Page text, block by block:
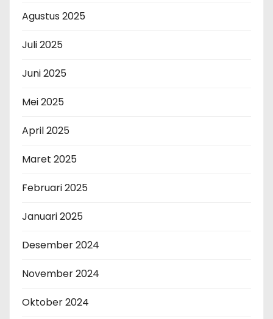
Agustus 2025
Juli 2025
Juni 2025
Mei 2025
April 2025
Maret 2025
Februari 2025
Januari 2025
Desember 2024
November 2024
Oktober 2024